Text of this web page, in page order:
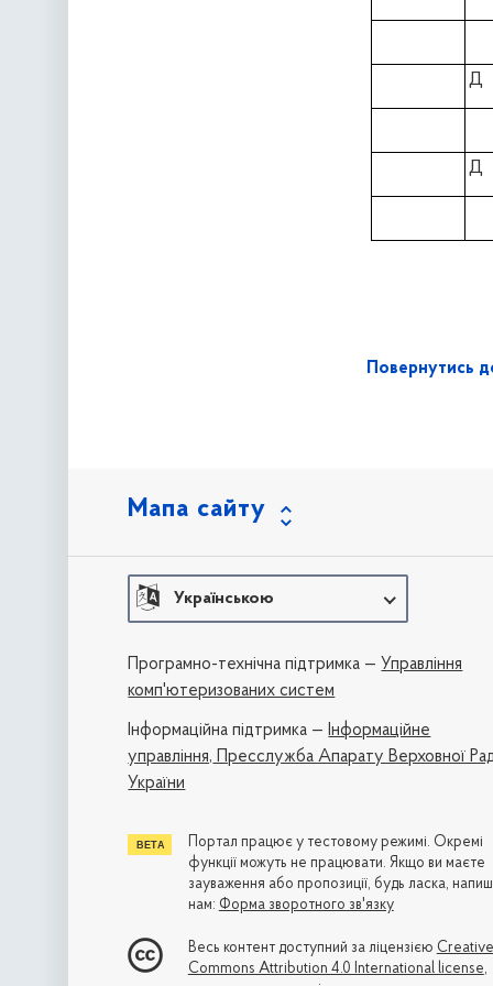
Д
Д
Повернутись
Мапа сайту
Українською
Програмно-технічна підтримка — Управління
комп'ютеризованих систем
Iнформаційна підтримка —Інформаційне
управління, Пресслужба Апарату Верховної
України
Портал працює у тестовому режимі. Окремі
функції можуть не працювати. Якщо ви маєте
зауваження або пропозиції, будь ласка,
нам: Форма зворотного зв'язку
Весь контент доступний за ліцензією Creative
Commons Attribution 4.0 International license,